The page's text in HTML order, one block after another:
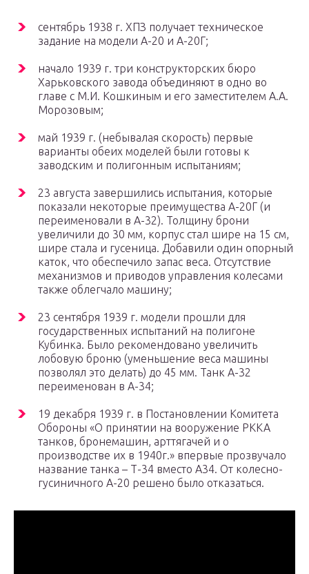
сентябрь 1938 г. ХПЗ получает техническое
задание на модели А-20 и А-20Г;
начало 1939 г. три конструкторских бюро
Харьковского завода объединяют в одно во
главе с М.И. Кошкиным и его заместителем А.А.
Морозовым;
май 1939 г. (небывалая скорость) первые
варианты обеих моделей были готовы к
заводским и полигонным испытаниям;
23 августа завершились испытания, которые
показали некоторые преимущества А-20Г (и
переименовали в А-32). Толщину брони
увеличили до 30 мм, корпус стал шире на 15 см,
шире стала и гусеница. Добавили один опорный
каток, что обеспечило запас веса. Отсутствие
механизмов и приводов управления колесами
также облегчало машину;
23 сентября 1939 г. модели прошли для
государственных испытаний на полигоне
Кубинка. Было рекомендовано увеличить
лобовую броню (уменьшение веса машины
позволял это делать) до 45 мм. Танк А-32
переименован в А-34;
19 декабря 1939 г. в Постановлении Комитета
Обороны «О принятии на вооружение РККА
танков, бронемашин, арттягачей и о
производстве их в 1940г.» впервые прозвучало
название танка – Т-34 вместо А34. От колесно-
гусиничного А-20 решено было отказаться.